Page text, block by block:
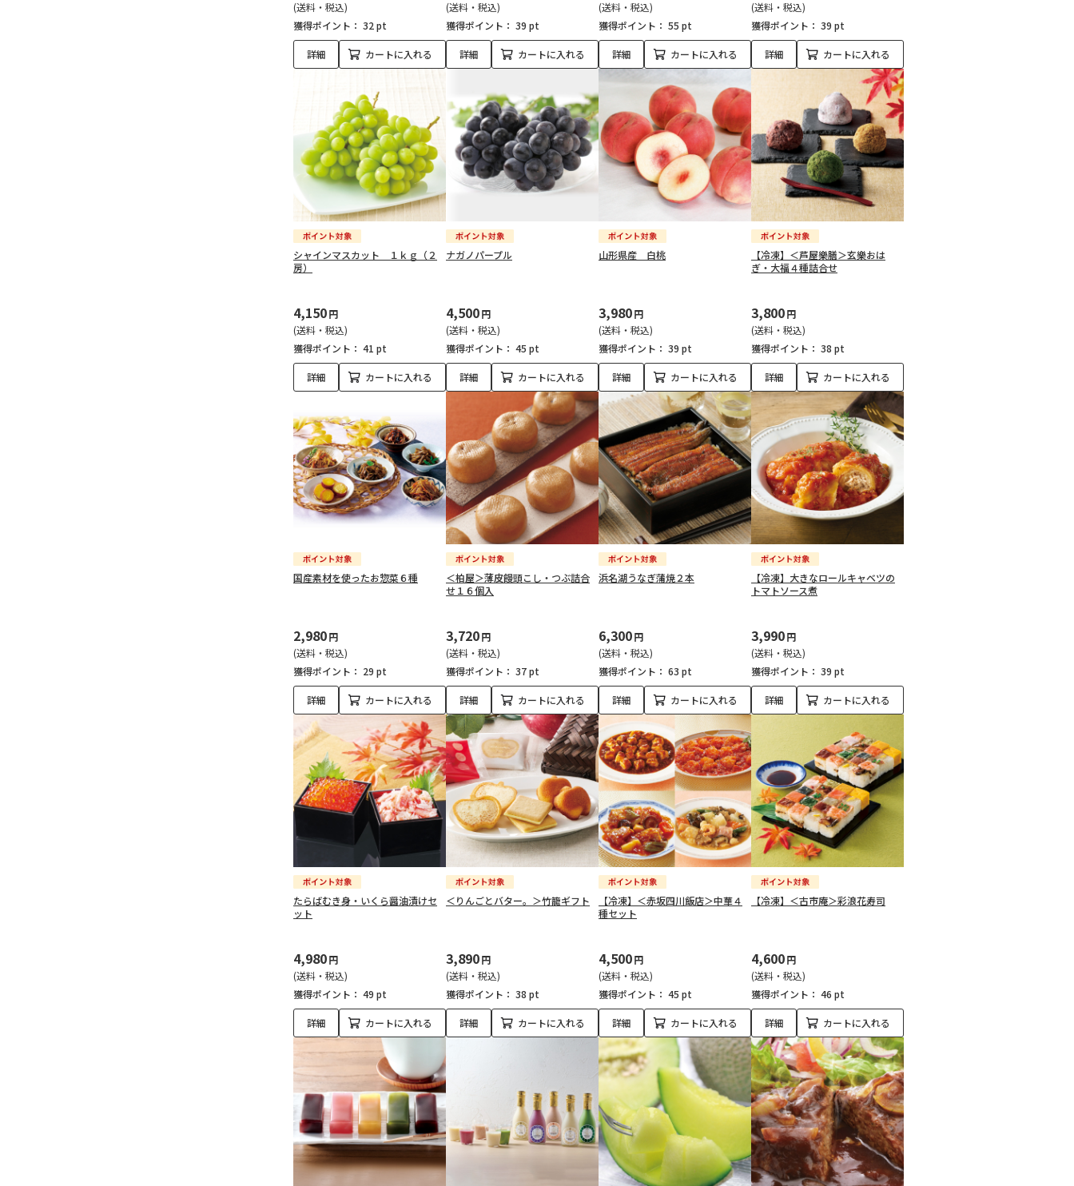
(送料・税込)
獲得ポイント： 32 pt
詳細 カートに入れる
(送料・税込)
獲得ポイント： 39 pt
詳細 カートに入れる
(送料・税込)
獲得ポイント： 55 pt
詳細 カートに入れる
(送料・税込)
獲得ポイント： 39 pt
詳細 カートに入れる
シャインマスカット １ｋｇ（２
房）
4,150円
(送料・税込)
獲得ポイント： 41 pt
詳細 カートに入れる
ナガノパープル
4,500円
(送料・税込)
獲得ポイント： 45 pt
詳細 カートに入れる
山形県産 白桃
3,980円
(送料・税込)
獲得ポイント： 39 pt
詳細 カートに入れる
【冷凍】＜芦屋樂膳＞玄樂おは
ぎ・大福４種詰合せ
3,800円
(送料・税込)
獲得ポイント： 38 pt
詳細 カートに入れる
国産素材を使ったお惣菜６種
2,980円
(送料・税込)
獲得ポイント： 29 pt
詳細 カートに入れる
＜柏屋＞薄皮饅頭こし・つぶ詰合
せ１６個入
3,720円
(送料・税込)
獲得ポイント： 37 pt
詳細 カートに入れる
浜名湖うなぎ蒲焼２本
6,300円
(送料・税込)
獲得ポイント： 63 pt
詳細 カートに入れる
【冷凍】大きなロールキャベツの
トマトソース煮
3,990円
(送料・税込)
獲得ポイント： 39 pt
詳細 カートに入れる
たらばむき身・いくら醤油漬けセ
ット
4,980円
(送料・税込)
獲得ポイント： 49 pt
詳細 カートに入れる
＜りんごとバター。＞竹籠ギフト
3,890円
(送料・税込)
獲得ポイント： 38 pt
詳細 カートに入れる
【冷凍】＜赤坂四川飯店＞中華４
種セット
4,500円
(送料・税込)
獲得ポイント： 45 pt
詳細 カートに入れる
【冷凍】＜古市庵＞彩浪花寿司
4,600円
(送料・税込)
獲得ポイント： 46 pt
詳細 カートに入れる